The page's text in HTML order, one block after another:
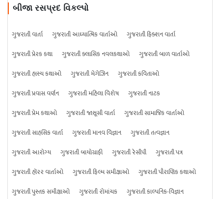
બીજા રસપ્રદ વિકલ્પો
ગુજરાતી વાર્તા ગુજરાતી આધ્યાત્મિક વાર્તાઓ
ગુજરાતી ફિક્શન વાર્તા
ગુજરાતી પ્રેરક કથા
ગુજરાતી ક્લાસિક નવલકથાઓ
ગુજરાતી બાળ વાર્તાઓ
ગુજરાતી હાસ્ય કથાઓ
ગુજરાતી મેગેઝિન
ગુજરાતી કવિતાઓ
ગુજરાતી પ્રવાસ વર્ણન
ગુજરાતી મહિલા વિશેષ
ગુજરાતી નાટક
ગુજરાતી પ્રેમ કથાઓ
ગુજરાતી જાસૂસી વાર્તા
ગુજરાતી સામાજિક વાર્તાઓ
ગુજરાતી સાહસિક વાર્તા
ગુજરાતી માનવ વિજ્ઞાન
ગુજરાતી તત્વજ્ઞાન
ગુજરાતી આરોગ્ય
ગુજરાતી બાયોગ્રાફી ગુજરાતી રેસીપી
ગુજરાતી પત્ર
ગુજરાતી હૉરર વાર્તાઓ
ગુજરાતી ફિલ્મ સમીક્ષાઓ
ગુજરાતી પૌરાણિક કથાઓ
ગુજરાતી પુસ્તક સમીક્ષાઓ
ગુજરાતી રોમાંચક ગુજરાતી કાલ્પનિક-વિજ્ઞાન